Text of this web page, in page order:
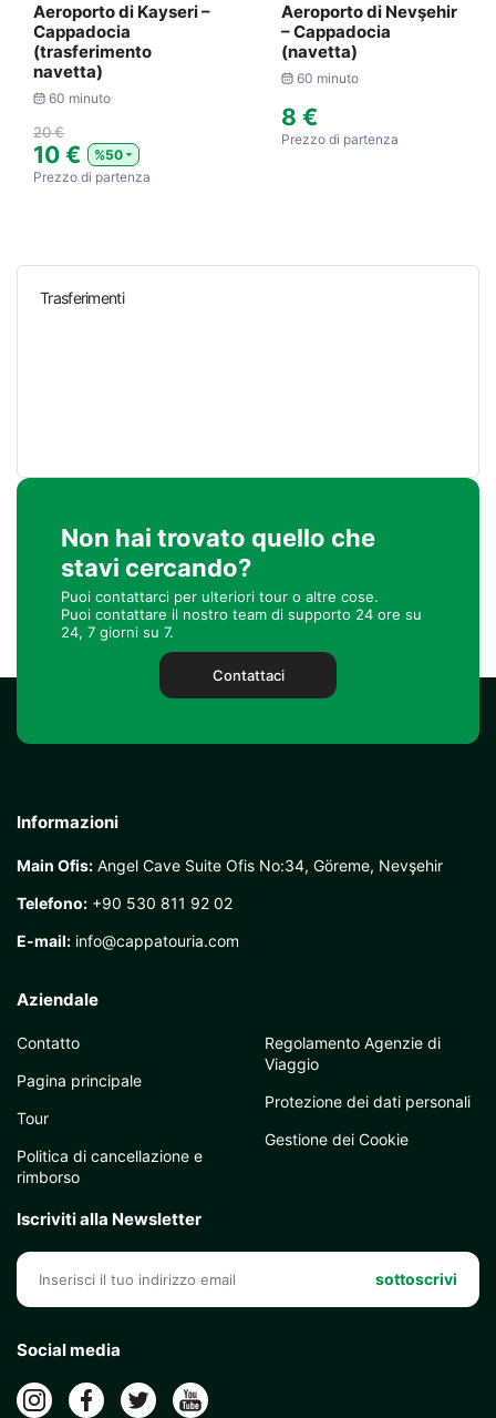
Aeroporto di Kayseri –
Cappadocia
(trasferimento
navetta)
60 minuto
20 €
10 €
%50
Prezzo di partenza
Aeroporto di Nevşehir
– Cappadocia
(navetta)
60 minuto
8 €
Prezzo di partenza
Trasferimenti
Non hai trovato quello che
stavi cercando?
Puoi contattarci per ulteriori tour o altre cose.
Puoi contattare il nostro team di supporto 24 ore su
24, 7 giorni su 7.
Contattaci
Informazioni
Main Ofis: Angel Cave Suite Ofis No:34, Göreme, Nevşehir
Telefono: +90 530 811 92 02
E-mail: info@cappatouria.com
Aziendale
Contatto
Pagina principale
Tour
Politica di cancellazione e
rimborso
Regolamento Agenzie di
Viaggio
Protezione dei dati personali
Gestione dei Cookie
Iscriviti alla Newsletter
sottoscrivi
Social media